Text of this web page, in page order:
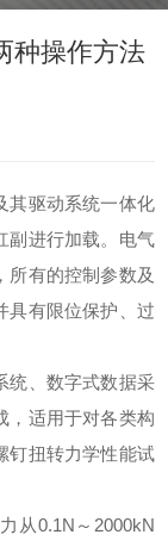
种操作方法
其驱动系统一体化
副进行加载。电气
所有的控制参数及
具有限位保护、过
、数字式数据采
，适用于对各类构
钉扭转力学性能试
从0.1N～2000kN